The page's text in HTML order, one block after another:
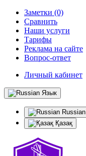
Заметки (0)
Сравнить
Наши услуги
Тарифы
Реклама на сайте
Вопрос-ответ
Личный кабинет
Язык
Russian
Қазақ